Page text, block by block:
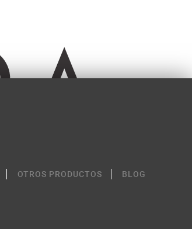
OTROS PRODUCTOS BLOG